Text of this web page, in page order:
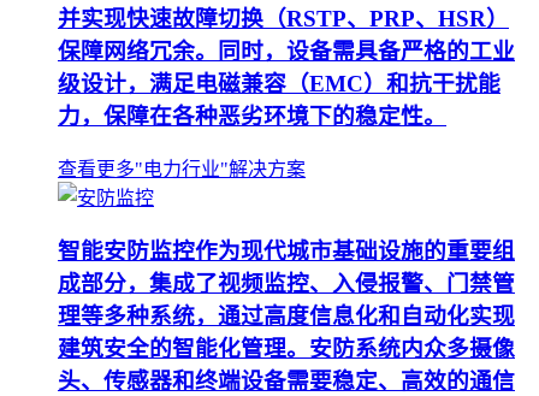
并实现快速故障切换（RSTP、PRP、HSR）
保障网络冗余。同时，设备需具备严格的工业
级设计，满足电磁兼容（EMC）和抗干扰能
力，保障在各种恶劣环境下的稳定性。
查看更多"电力行业"解决方案
智能安防监控作为现代城市基础设施的重要组
成部分，集成了视频监控、入侵报警、门禁管
理等多种系统，通过高度信息化和自动化实现
建筑安全的智能化管理。安防系统内众多摄像
头、传感器和终端设备需要稳定、高效的通信